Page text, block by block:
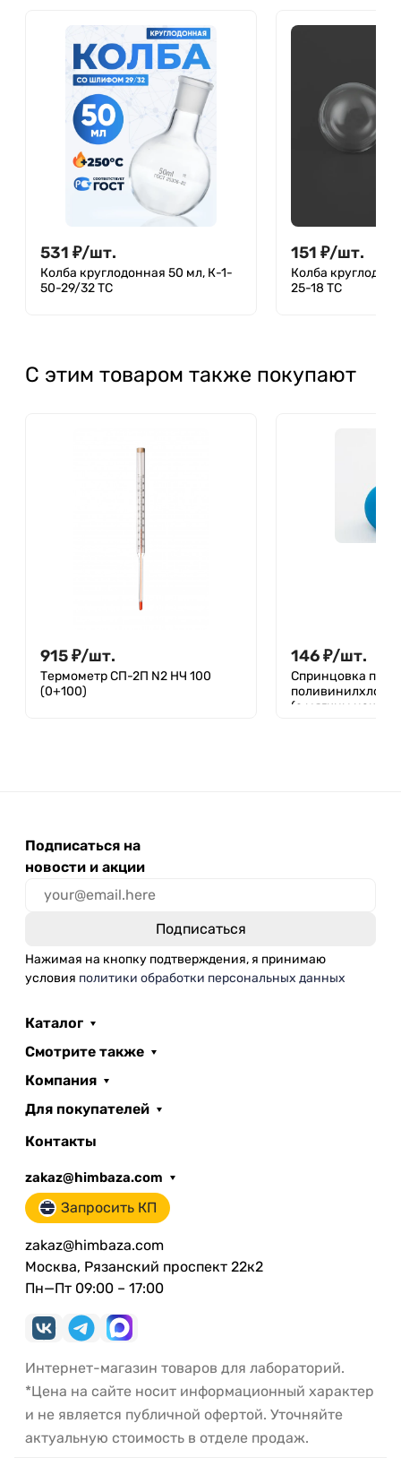
531 ₽/шт.
Колба круглодонная 50 мл, К-1-
50-29/32 ТС
151 ₽/шт.
Колба
25-18 ТС
С этим товаром также покупают
915₽/шт.
Термометр СП-2П N2 НЧ 100
(0+100)
146₽/шт.
Спринцовка
(с мягким
Подписаться на
новости и акции
Нажимая на кнопку подтверждения, я принимаю
условия политики обработки персональных данных
Каталог
Смотрите также
Компания
Для покупателей
Контакты
zakaz@himbaza.com
Запросить КП
zakaz@himbaza.com
Москва, Рязанский проспект 22к2
Пн—Пт 09:00 – 17:00
Интернет-магазин товаров для лабораторий.
*Цена на сайте носит информационный характер
и не является публичной офертой. Уточняйте
актуальную стоимость в отделе продаж.